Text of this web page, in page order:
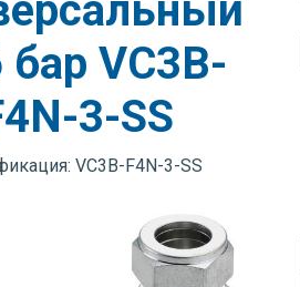
бар VC3B-
3-SS
VC3B-F4N-3-SS